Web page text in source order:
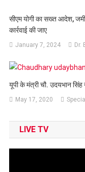
सीएम योगी का सख्त आदेश,
कार्रवाई की जाए
January 7, 2024 Dr.
यूपी के मंत्री चौ. उदयभान सिंह
May 17, 2020
LIVE TV